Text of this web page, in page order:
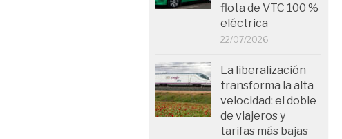
flota de VTC 100 %
eléctrica
22/07/2026
La liberalización
transforma la alta
velocidad: el doble
de viajeros y
tarifas más bajas